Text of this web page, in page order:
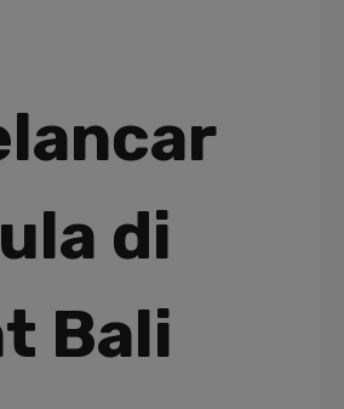
di
Bali